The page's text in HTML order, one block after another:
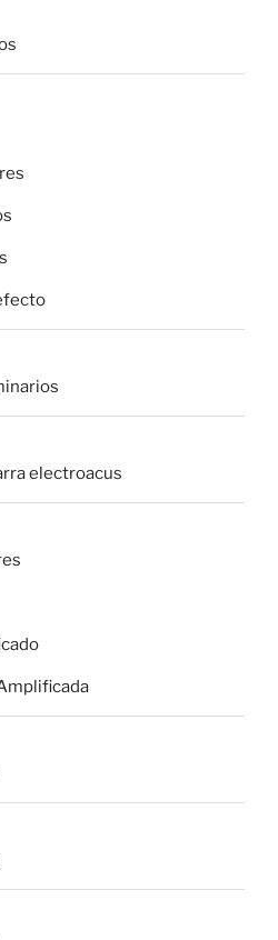
electroacus